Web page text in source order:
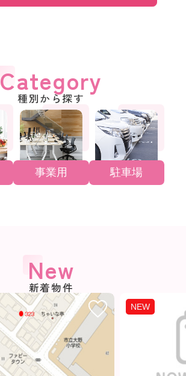
Category
種別から探す
事業用 駐車場
New
新着物件
NEW